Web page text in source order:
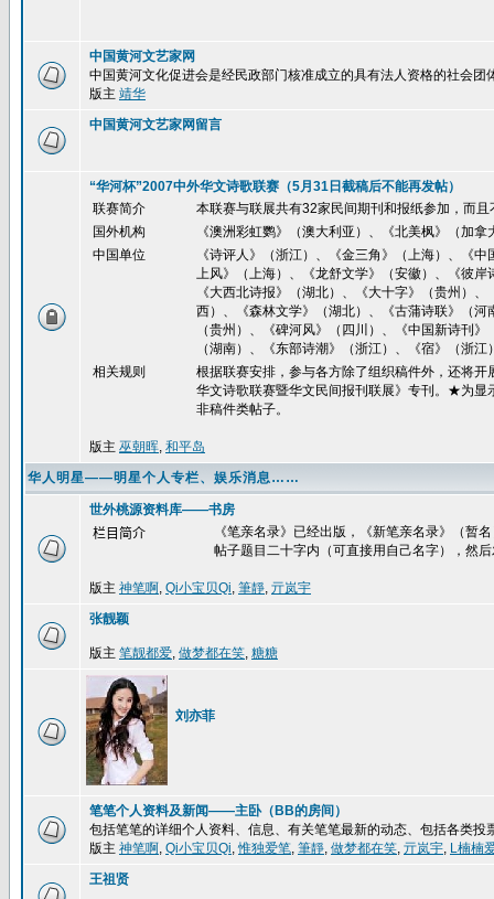
中国黄河文艺家网
中国黄河文化促进会是经民政部门核准成立的具有法人资格的社会
版主 靖华
中国黄河文艺家网留言
“华河杯”2007中外华文诗歌联赛（5月31日截稿后不能再发帖）
联赛简介
本联赛与联展共有32家民间期刊和报纸参加，而
国外机构
《澳洲彩虹鹦》（澳大利亚）、《北美枫》（加
中国单位
《诗评人》（浙江）、《金三角》（上海）、《
上风》（上海）、《龙舒文学》（安徽）、《彼
《大西北诗报》（湖北）、《大十字》（贵州）
西）、《森林文学》（湖北）、《古蒲诗联》（
（贵州）、《碑河风》（四川）、《中国新诗刊
（湖南）、《东部诗潮》（浙江）、《宿》（浙
相关规则
根据联赛安排，参与各方除了组织稿件外，还将
华文诗歌联赛暨华文民间报刊联展》专刊。★为显
非稿件类帖子。
版主 巫朝晖, 和平岛
华人明星——明星个人专栏、娱乐消息……
世外桃源资料库——书房
栏目简介
《笔亲名录》已经出版，《新笔亲名录》（暂
帖子题目二十字内（可直接用自己名字），然
版主 神笔啊, Qi小宝贝Qi, 筆靜, 亓岚宇
张靓颖
版主 笔靓都爱, 做梦都在笑, 糖糖
刘亦菲
笔笔个人资料及新闻——主卧（BB的房间）
包括笔笔的详细个人资料、信息、有关笔笔最新的动态、包括各类
版主 神笔啊, Qi小宝贝Qi,惟独爱笔, 筆靜, 做梦都在笑, 亓岚宇, L楠楠
王祖贤